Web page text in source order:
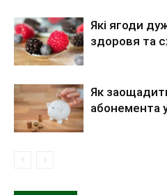
Які ягоди
здоровя та
Як
абонемента